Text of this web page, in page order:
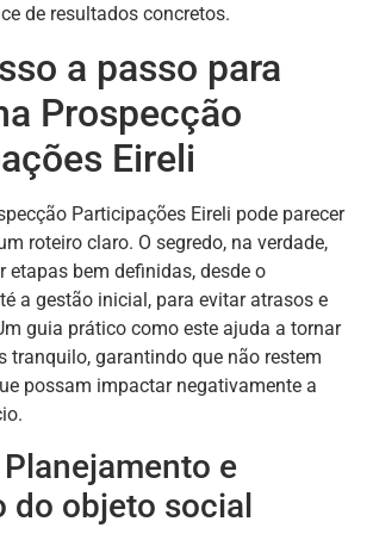
de resultados concretos.
a passo para
Prospecção
Eireli
Participações Eireli pode parecer
roteiro claro. O segredo, na verdade,
etapas bem definidas, desde o
a gestão inicial, para evitar atrasos e
guia prático como este ajuda a tornar
tranquilo, garantindo que não restem
possam impactar negativamente a
e
do objeto social